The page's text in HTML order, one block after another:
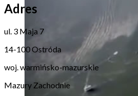
Adres
ul. 3 Maja 7
14-100 Ostróda
woj. warmińsko-mazurskie
Mazury Zachodnie